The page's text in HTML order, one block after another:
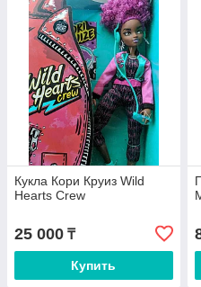
Кукла Кори Круиз Wild
Hearts Crew
25 000 ₸
Купить